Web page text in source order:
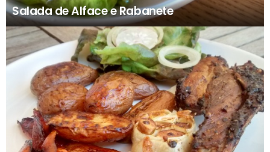
Salada de Alface e Rabanete